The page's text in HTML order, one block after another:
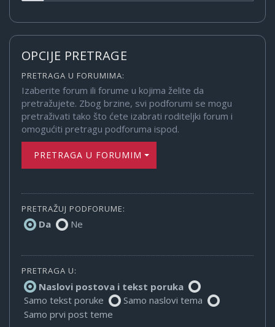
OPCIJE PRETRAGE
PRETRAGA U FORUMIMA:
Izaberite forum ili forume u kojima želite da
pretražujete. Zbog brzine, svi podforumi se mogu
pretraživati tako što ćete izabrati roditeljki forum i
omogućiti pretragu podforuma ispod.
PRETRAGA U FORUMIMA
PRETRAŽUJ PODFORUME:
Da Ne
PRETRAGA U:
Naslovi postova i tekst poruka
Samo tekst poruke
Samo naslovi tema
Samo prvi post teme